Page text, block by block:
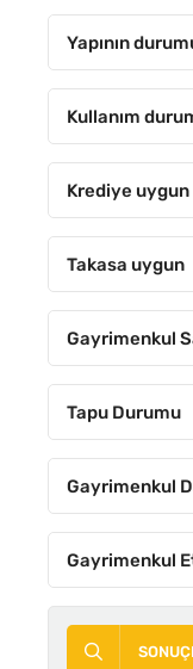
6+3
7+1
7+3
8+1
8+2
8+3
8+4
9+1
9+2
9+3
9+4
Yapının
Kullanım
Krediye uygun
Takasa uygun
Gayrimenkul
Tapu Durumu
Gayrimenkul
Gayrimenkul